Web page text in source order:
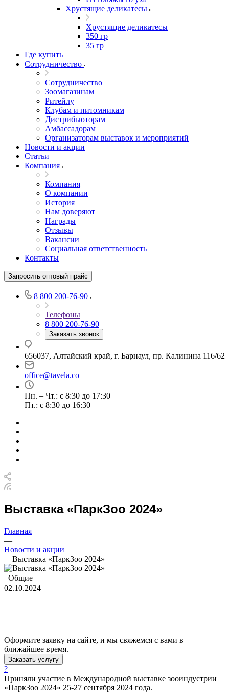
Хрустящие деликатесы
Хрустящие деликатесы
350 гр
35 гр
Где купить
Сотрудничество
Сотрудничество
Зоомагазинам
Ритейлу
Клубам и питомникам
Дистрибьюторам
Амбассадорам
Организаторам выставок и мероприятий
Новости и акции
Статьи
Компания
Компания
О компании
История
Нам доверяют
Награды
Отзывы
Вакансии
Социальная ответственность
Контакты
Запросить оптовый прайс
8 800 200-76-90
Телефоны
8 800 200-76-90
Заказать звонок
656037, Алтайский край, г. Барнаул, пр. Калинина 116/62
office@tavela.co
Пн. – Чт.: с 8:30 до 17:30
Пт.: с 8:30 до 16:30
Выставка «ПаркЗоо 2024»
Главная
—
Новости и акции
—Выставка «ПаркЗоо 2024»
Общие
02.10.2024
Оформите заявку на сайте, и мы свяжемся с вами в
ближайшее время.
Заказать услугу
?
Приняли участие в Международной выставке зооиндустрии
«ПаркЗоо 2024» 25-27 сентября 2024 года.